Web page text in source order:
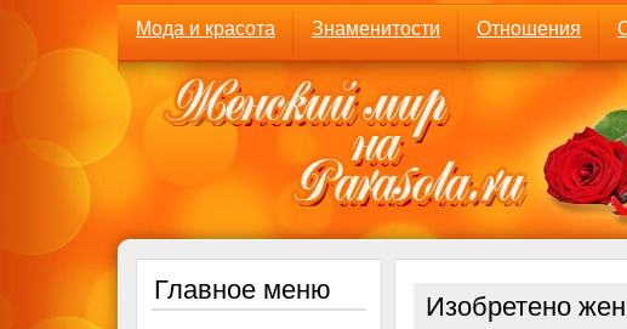
Мода и красота Знаменитости Отношения
Изобретено
Главное меню